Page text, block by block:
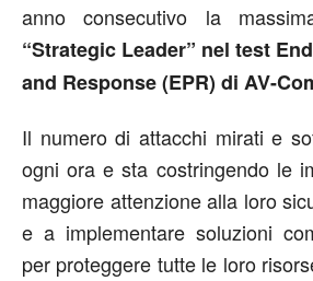
anno consecutivo la
“Strategic Leader” nel test
and Response (EPR) di AV-
Il numero di attacchi mirati e
ogni ora e sta costringendo le
maggiore attenzione alla loro
e a implementare soluzioni
per proteggere tutte le loro